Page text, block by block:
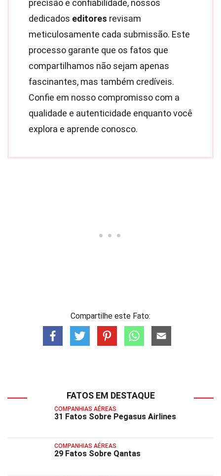
precisão e confiabilidade, nossos
dedicados editores revisam
meticulosamente cada submissão. Este
processo garante que os fatos que
compartilhamos não sejam apenas
fascinantes, mas também credíveis.
Confie em nosso compromisso com a
qualidade e autenticidade enquanto você
explora e aprende conosco.
Compartilhe este Fato:
FATOS EM DESTAQUE
COMPANHIAS AÉREAS
31 Fatos Sobre Pegasus Airlines
COMPANHIAS AÉREAS
29 Fatos Sobre Qantas